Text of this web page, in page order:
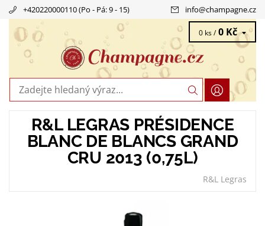
+420220000110 (Po - Pá: 9 - 15) info@champagne.cz
0 ks / 0 Kč
R&L LEGRAS PRÉSIDENCE
BLANC DE BLANCS GRAND
CRU 2013 (0,75L)
R&L Legras